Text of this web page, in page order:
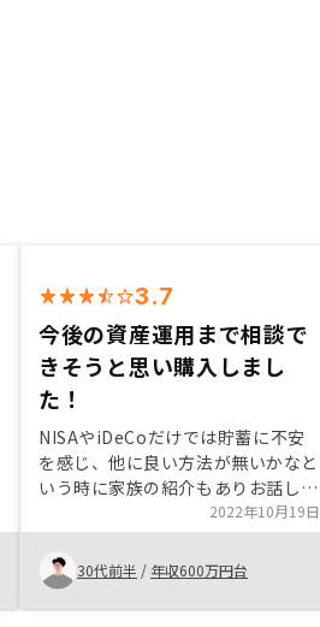
3.7
今後の資産運用まで相談で
きそうと思い購入しまし
た！
NISAやiDeCoだけでは貯蓄に不安
を感じ、他に良い方法が無いかなと
いう時に家族の紹介もありお話しを
の設立背景にも興味を持ち、丁寧な
説明と毎月の支払も大きくなかった
ため決めました。自分にあったプラ
ンを提案してくれるので運用に慣れ
2022年10月19日
30代前半 / 年収600万円台